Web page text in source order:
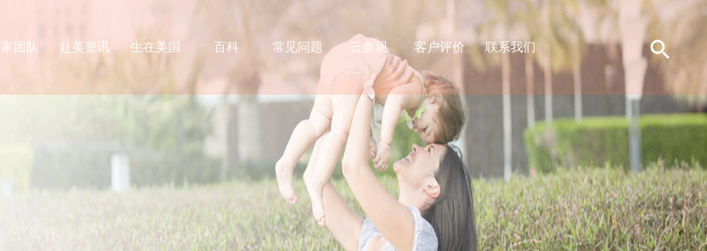
团队 赴美资讯 生在美国 百科 常见问题 云参观 客户评价 联系我们